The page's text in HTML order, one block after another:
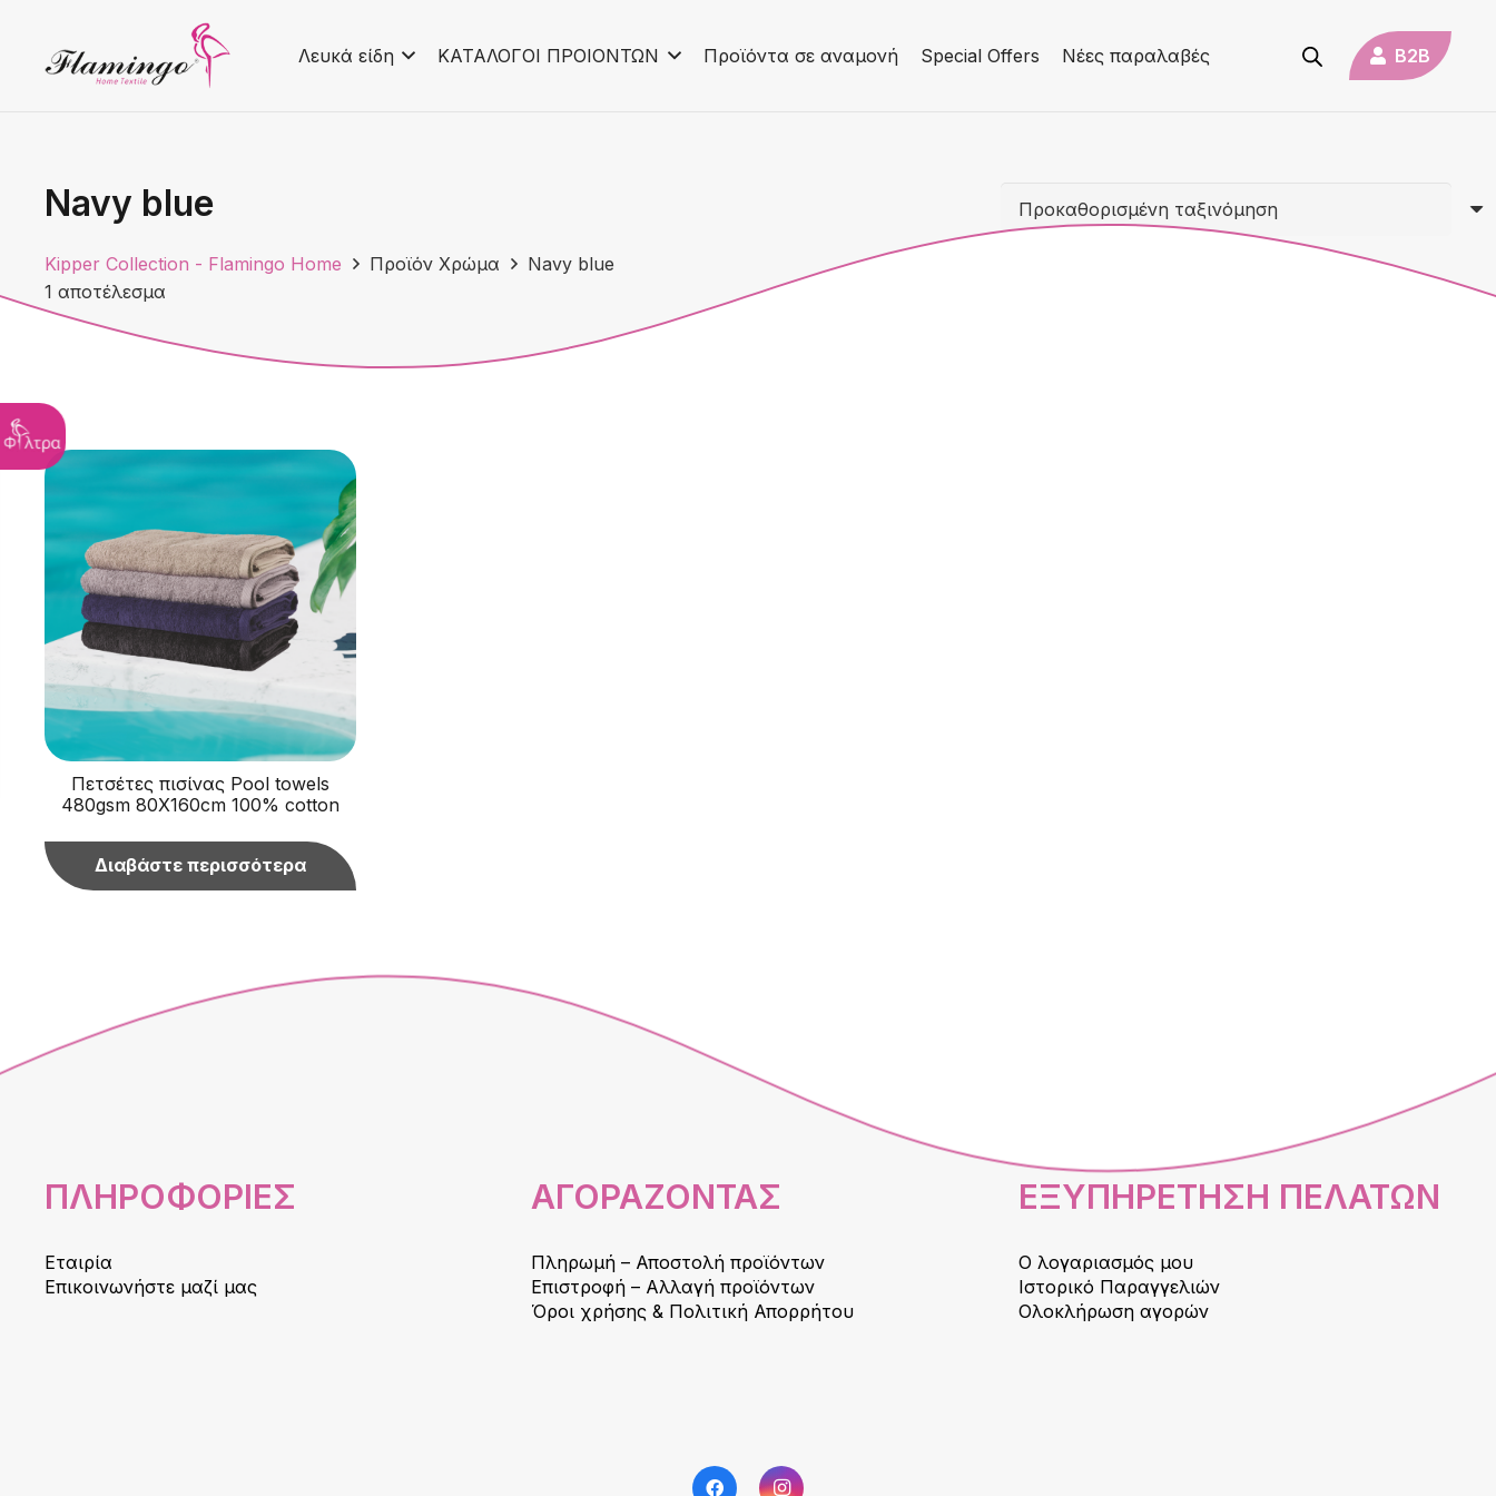
Λευκά είδη ΚΑΤΑΛΟΓΟΙ ΠΡΟΙΟΝΤΩΝ Προϊόντα σε αναμονή Special Offers Νέες παραλαβές B2B
Navy blue
Kipper Collection - Flamingo Home Προϊόν Χρώμα
Navy blue
1 αποτέλεσμα
Πετσέτες πισίνας Pool towels
480gsm 80Χ160cm 100% cotton
Διαβάστε περισσότερα
ΠΛΗΡΟΦΟΡΙΕΣ
Εταιρία
Επικοινωνήστε μαζί μας
ΑΓΟΡΑΖΟΝΤΑΣ
Πληρωμή – Αποστολή προϊόντων
Επιστροφή – Αλλαγή προϊόντων
Όροι χρήσης & Πολιτική Απορρήτου
ΕΞΥΠΗΡΕΤΗΣΗ ΠΕΛΑΤΩΝ
Ο λογαριασμός μου
Ιστορικό Παραγγελιών
Ολοκλήρωση αγορών